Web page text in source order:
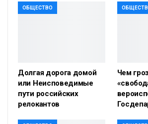
ОБЩЕСТВО
Долгая дорога домой
или Неисповедимые
пути российских
релокантов
Чем